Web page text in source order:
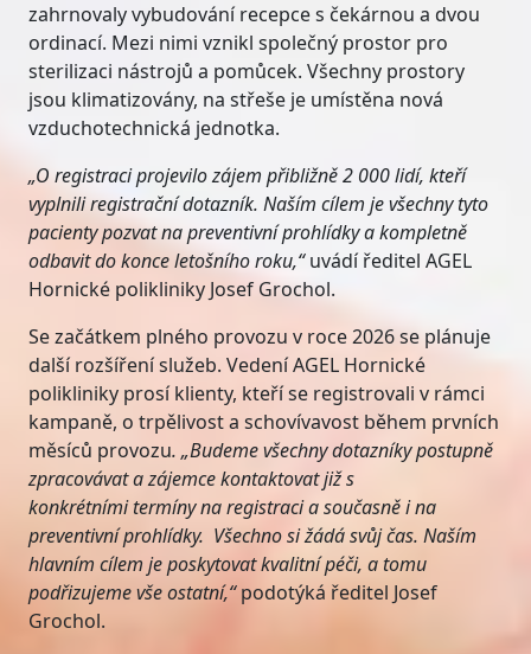
zahrnovaly vybudování recepce s čekárnou a dvou
ordinací. Mezi nimi vznikl společný prostor pro
sterilizaci nástrojů a pomůcek. Všechny prostory
jsou klimatizovány, na střeše je umístěna nová
vzduchotechnická jednotka.
„O registraci projevilo zájem přibližně 2 000 lidí, kteří
vyplnili registrační dotazník. Naším cílem je všechny tyto
pacienty pozvat na preventivní prohlídky a kompletně
odbavit do konce letošního roku,“uvádí ředitel AGEL
Hornické polikliniky Josef Grochol.
Se začátkem plného provozu v roce 2026 se plánuje
další rozšíření služeb. Vedení AGEL Hornické
polikliniky prosí klienty, kteří se registrovali v rámci
kampaně, o trpělivost a schovívavost během prvních
měsíců provozu. „Budeme všechny dotazníky postupně
zpracovávat a zájemce kontaktovat již s
konkrétními termíny na registraci a současně i na
preventivní prohlídky. Všechno si žádá svůj čas. Naším
hlavním cílem je poskytovat kvalitní péči, a tomu
podřizujeme vše ostatní,“podotýká ředitel Josef
Grochol.